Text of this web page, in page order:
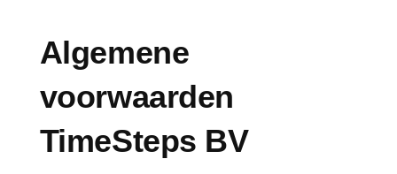
Algemene
voorwaarden
TimeSteps BV